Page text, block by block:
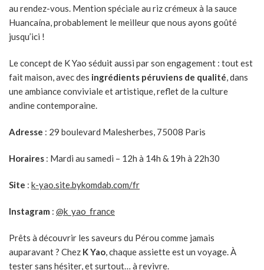
au rendez-vous. Mention spéciale au riz crémeux à la sauce
Huancaína, probablement le meilleur que nous ayons goûté
jusqu’ici !
Le concept de K Yao séduit aussi par son engagement : tout est
fait maison, avec des ingrédients péruviens de qualité, dans
une ambiance conviviale et artistique, reflet de la culture
andine contemporaine.
Adresse : 29 boulevard Malesherbes, 75008 Paris
Horaires : Mardi au samedi – 12h à 14h & 19h à 22h30
Site : k-yao.site.bykomdab.com/fr
Instagram : @k_yao_france
Prêts à découvrir les saveurs du Pérou comme jamais
auparavant ? Chez K Yao, chaque assiette est un voyage. À
tester sans hésiter, et surtout… à revivre.